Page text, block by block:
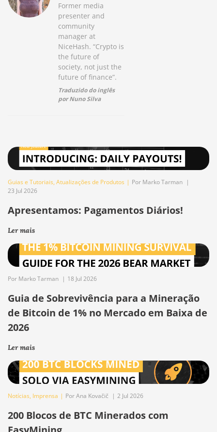
Former media
presenter and
community
manager at
NiceHash. “Crypto is
the future of
society, not just the
future of finance”.
Traduzido do inglês
por Nuno Silva
Guias e Tutoriais, Atualizações de Produtos | Por Marko Tarman |
23 Jul 2026
Apresentamos: Pagamentos Diários!
Ler mais
Por Marko Tarman | 18 Jul 2026
Guia de Sobrevivência para a Mineração
de Bitcoin de 1% no Mercado em Baixa de
2026
Ler mais
Notícias, Imprensa | Por Ana Kovačič | 2 Jul 2026
200 Blocos de BTC Minerados com